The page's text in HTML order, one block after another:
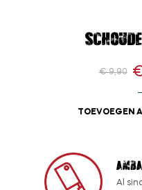
€ 9,90
TOEVOEGEN
Al